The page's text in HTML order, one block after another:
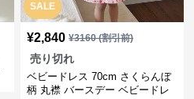
SALE
¥2,840 ¥3160(割引前)
売り切れ
ベビードレス 70cm さくらんぼ
柄 丸襟 バースデー ベビードレ